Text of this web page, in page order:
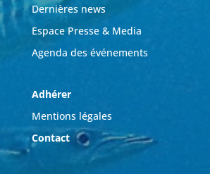
Dernières news
Espace Presse & Media
Agenda des événements
Adhérer
Mentions légales
Contact